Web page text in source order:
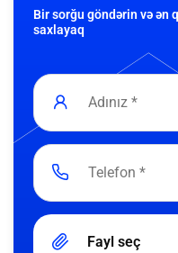
Bir sorğu göndərin və ən
saxlayaq
Fayl seç